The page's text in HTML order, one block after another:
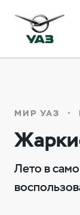
МИР УАЗ
Лето в